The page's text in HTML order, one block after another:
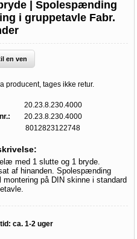
| Spolespænding
i gruppetavle Fabr.
en ven
producent, tages ikke retur.
20.23.8.230.4000
20.23.8.230.4000
8012823122748
med 1 slutte og 1 bryde.
af hinanden. Spolespænding
på DIN skinne i standard
ca. 1-2 uger